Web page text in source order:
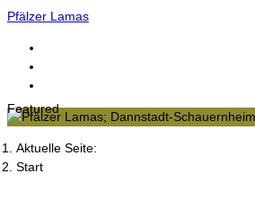
Pfälzer Lamas
Aktuelle Seite:
Start
Featured